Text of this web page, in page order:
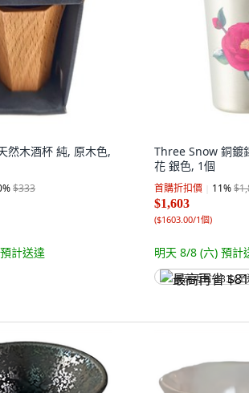
然木酒杯 純, 原木色,
%$333
預計送達
Three Snow 銅鍍
花 銀色, 1個
首購折扣價 11%
$1,603
($1603.00/1個)
明天 8/8 (六) 預計
最高再省 $81 (王